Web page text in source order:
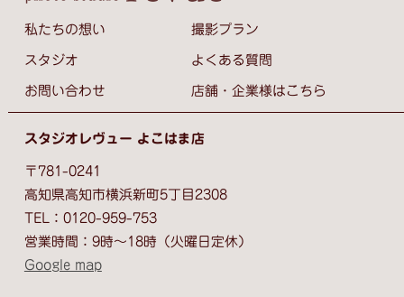
私たちの想い 撮影プラン
スタジオ よくある質問
お問い合わせ 店舗・企業様はこちら
スタジオレヴュー よこはま店
〒781-0241
高知県高知市横浜新町5丁目2308
TEL：0120-959-753
営業時間：9時～18時（火曜日定休）
Google map